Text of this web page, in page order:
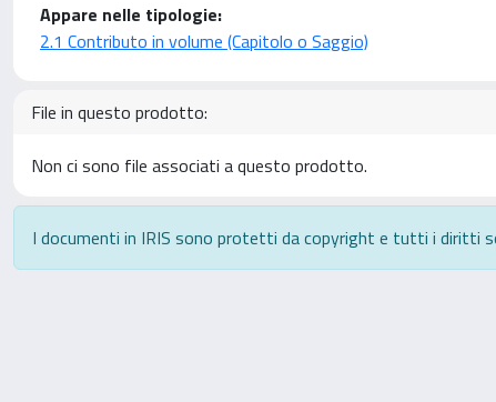
Appare nelle tipologie:
2.1 Contributo in volume (Capitolo o Saggio)
File in questo prodotto:
Non ci sono file associati a questo prodotto.
I documenti in IRIS sono protetti da copyright e tutti i diritti